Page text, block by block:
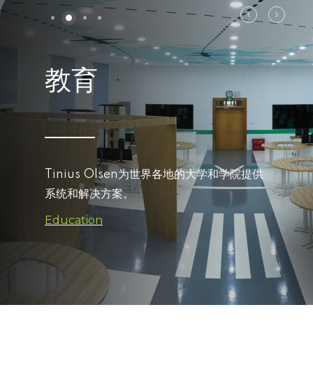
教育
Tinius Olsen为世界各地的大学和学院提供
系统和解决方案。
Education